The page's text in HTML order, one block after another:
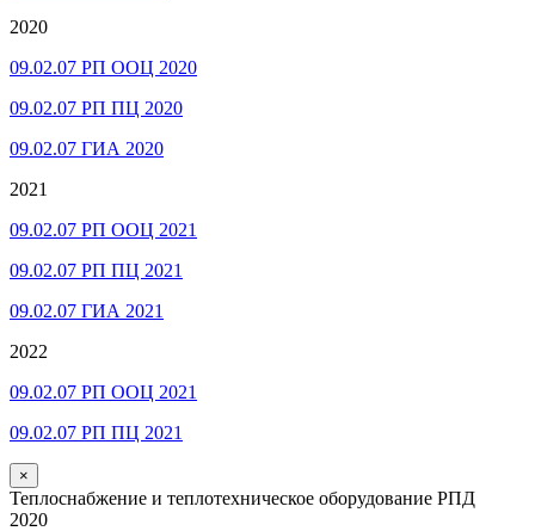
2020
09.02.07 РП ООЦ 2020
09.02.07 РП ПЦ 2020
09.02.07 ГИА 2020
2021
09.02.07 РП ООЦ 2021
09.02.07 РП ПЦ 2021
09.02.07 ГИА 2021
2022
09.02.07 РП ООЦ 2021
09.02.07 РП ПЦ 2021
×
Теплоснабжение и теплотехническое оборудование РПД
2020